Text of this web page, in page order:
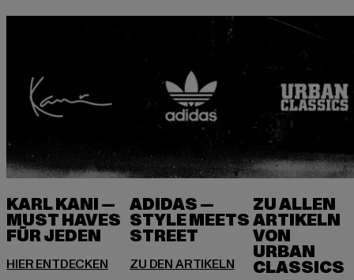
KARL KANI —
MUST HAVES
FÜR JEDEN
ADIDAS —
STYLE MEETS
ZU ALLEN
ARTIKELN
VON
URBAN